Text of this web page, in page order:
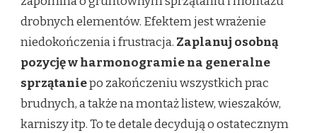
drobnych elementów. Efektem jest wrażenie
niedokończenia i frustracja. Zaplanuj osobną
pozycję w harmonogramie na generalne
sprzątaniepo zakończeniu wszystkich prac
brudnych, a także na montaż listew, wieszaków,
karniszy itp. To te detale decydują o ostatecznym